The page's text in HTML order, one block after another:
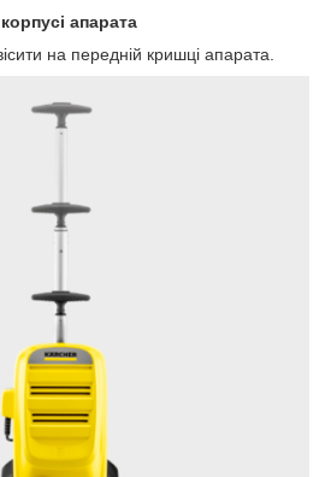
апарата
на передній кришці апарата.